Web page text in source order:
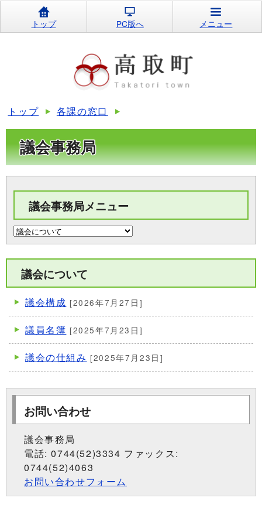
トップ PC版へ メニュー
トップ 各課の窓口
議会事務局
議会事務局メニュー
議会について
議会構成 [2026年7月27日]
議員名簿 [2025年7月23日]
議会の仕組み [2025年7月23日]
お問い合わせ
議会事務局
電話: 0744(52)3334 ファックス:
0744(52)4063
お問い合わせフォーム